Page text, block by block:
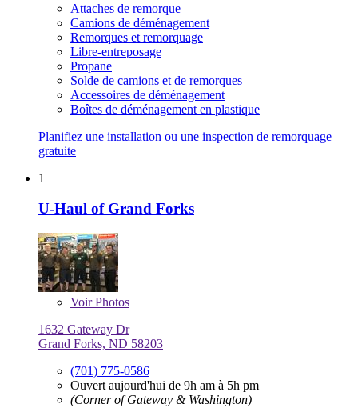
Attaches de remorque
Camions de déménagement
Remorques et remorquage
Libre-entreposage
Propane
Solde de camions et de remorques
Accessoires de déménagement
Boîtes de déménagement en plastique
Planifiez une installation ou une inspection de remorquage
gratuite
1
U-Haul of Grand Forks
VoirPhotos
1632 Gateway Dr
Grand Forks, ND 58203
(701) 775-0586
Ouvert aujourd'hui de 9h am à 5h pm
(Corner of Gateway & Washington)